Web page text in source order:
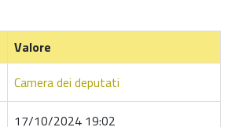
Valore
Camera dei deputati
17/10/2024 19:02